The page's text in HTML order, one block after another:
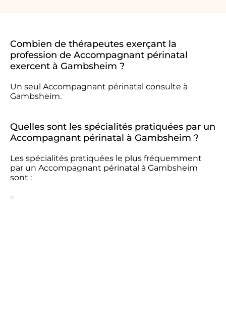
Combien de thérapeutes exerçant la
profession de Accompagnant périnatal
exercent à Gambsheim ?
Un seul Accompagnant périnatal consulte à
Gambsheim.
Quelles sont les spécialités pratiquées par un
Accompagnant périnatal à Gambsheim ?
Les spécialités pratiquées le plus fréquemment
par un Accompagnant périnatal à Gambsheim
sont :